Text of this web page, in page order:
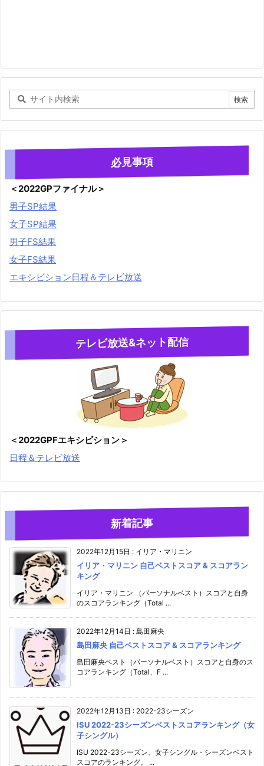
必見事項
＜2022GPファイナル＞
男子SP結果
女子SP結果
男子FS結果
女子FS結果
エキシビション日程＆テレビ放送
テレビ放送&ネット配信
＜2022GPFエキシビション＞
日程＆テレビ放送
新着記事
2022年12月15日 : イリア・マリニン
イリア・マリニン 自己ベストスコア & スコアラン
キング
イリア・マリニン （パーソナルベスト）スコアと自身
のスコアランキング（Total ...
2022年12月14日 : 島田麻央
島田麻央 自己ベストスコア & スコアランキング
島田麻央ベスト（パーソナルベスト）スコアと自身のス
コアランキング（Total、F ...
2022年12月13日 : 2022-23シーズン
ISU 2022-23シーズンベストスコアランキング（女
子シングル）
ISU 2022-23シーズン、女子シングル・シーズンベスト
スコアのランキング。 ...